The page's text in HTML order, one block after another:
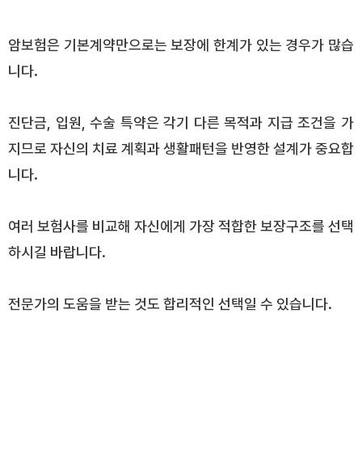
암보험은 기본계약만으로는 보장에 한계가 있는 경우가 많습
니다.
진단금, 입원, 수술 특약은 각기 다른 목적과 지급 조건을 가
지므로 자신의 치료 계획과 생활패턴을 반영한 설계가 중요합
니다.
여러 보험사를 비교해 자신에게 가장 적합한 보장구조를 선택
하시길 바랍니다.
전문가의 도움을 받는 것도 합리적인 선택일 수 있습니다.